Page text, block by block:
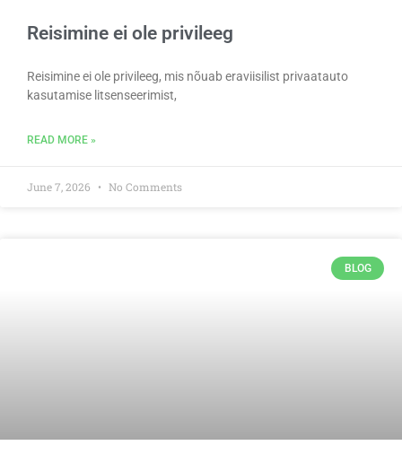
Reisimine ei ole privileeg
Reisimine ei ole privileeg, mis nõuab eraviisilist privaatauto
kasutamise litsenseerimist,
READ MORE »
June 7, 2026 No Comments
BLOG